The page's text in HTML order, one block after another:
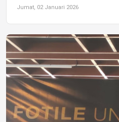
Jumat, 02 Januari 2026